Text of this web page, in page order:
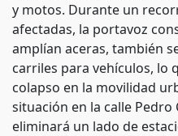
y motos. Durante un
afectadas, la portavoz
amplían aceras, también
carriles para vehículos, lo
colapso en la movilidad
situación en la calle Pedro
eliminará un lado de